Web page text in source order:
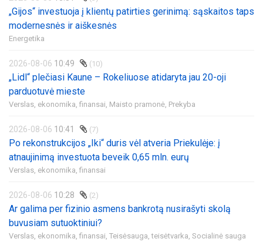
„Gijos“ investuoja į klientų patirties gerinimą: sąskaitos taps
modernesnės ir aiškesnės
Energetika
2026-08-06 10:49 (10)
„Lidl“ plečiasi Kaune – Rokeliuose atidaryta jau 20-oji
parduotuvė mieste
Verslas, ekonomika, finansai, Maisto pramonė, Prekyba
2026-08-06 10:41 (7)
Po rekonstrukcijos „Iki“ duris vėl atveria Priekulėje: į
atnaujinimą investuota beveik 0,65 mln. eurų
Verslas, ekonomika, finansai
2026-08-06 10:28 (2)
Ar galima per fizinio asmens bankrotą nusirašyti skolą
buvusiam sutuoktiniui?
Verslas, ekonomika, finansai, Teisėsauga, teisėtvarka, Socialinė sauga